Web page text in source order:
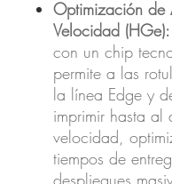
Optimización de
Velocidad (HGe):
con un chip
permite a las
la línea Edge y
imprimir hasta al
velocidad,
tiempos de
despliegues